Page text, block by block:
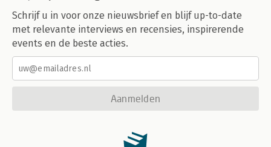
Schrijf u in voor onze nieuwsbrief en blijf up-to-date
met relevante interviews en recensies, inspirerende
events en de beste acties.
Aanmelden